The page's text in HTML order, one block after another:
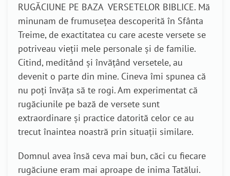
RUGĂCIUNE PE BAZA VERSETELOR BIBLICE. Mă
minunam de frumusețea descoperită în Sfânta
Treime, de exactitatea cu care aceste versete se
potriveau vieții mele personale și de familie.
Citind, meditând și învățând versetele, au
devenit o parte din mine. Cineva îmi spunea că
nu poți învăța să te rogi. Am experimentat că
rugăciunile pe bază de versete sunt
extraordinare și practice datorită celor ce au
trecut înaintea noastră prin situații similare.
Domnul avea însă ceva mai bun, căci cu fiecare
rugăciune eram mai aproape de inima Tatălui.